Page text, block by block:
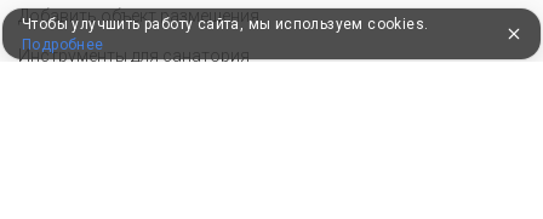
Добавить объект размещения
Инструменты для санатория
Чтобы улучшить работу сайта, мы используем cookies.
Подробнее